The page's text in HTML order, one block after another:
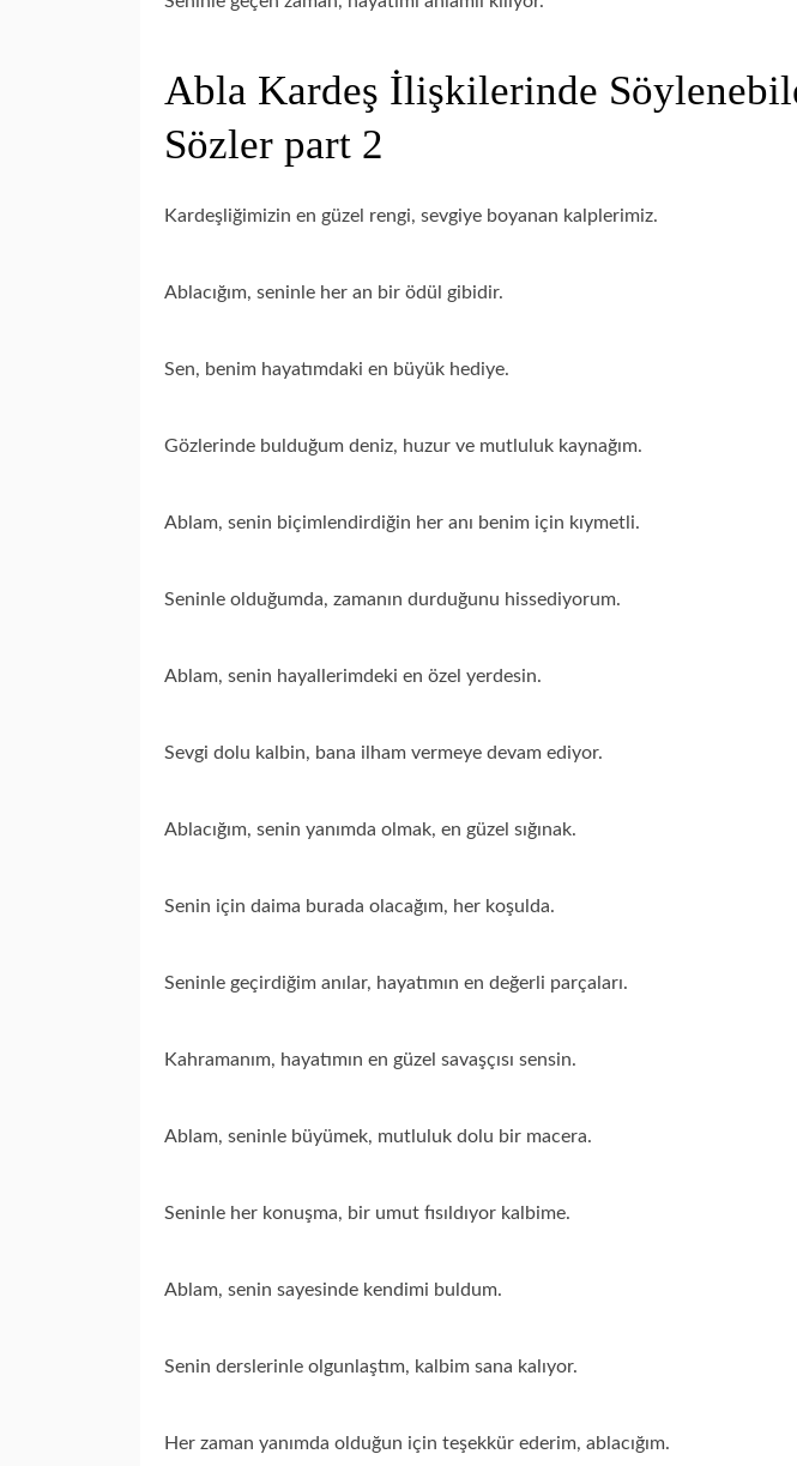
Abla Kardeş İlişkilerinde
Sözler part 2
Kardeşliğimizin en güzel rengi, sevgiye boyanan kalplerimiz.
Ablacığım, seninle her an bir ödül gibidir.
Sen, benim hayatımdaki en büyük hediye.
Gözlerinde bulduğum deniz, huzur ve mutluluk kaynağım.
Ablam, senin biçimlendirdiğin her anı benim için kıymetli.
Seninle olduğumda, zamanın durduğunu hissediyorum.
Ablam, senin hayallerimdeki en özel yerdesin.
Sevgi dolu kalbin, bana ilham vermeye devam ediyor.
Ablacığım, senin yanımda olmak, en güzel sığınak.
Senin için daima burada olacağım, her koşulda.
Seninle geçirdiğim anılar, hayatımın en değerli parçaları.
Kahramanım, hayatımın en güzel savaşçısı sensin.
Ablam, seninle büyümek, mutluluk dolu bir macera.
Seninle her konuşma, bir umut fısıldıyor kalbime.
Ablam, senin sayesinde kendimi buldum.
Senin derslerinle olgunlaştım, kalbim sana kalıyor.
Her zaman yanımda olduğun için teşekkür ederim, ablacığım.